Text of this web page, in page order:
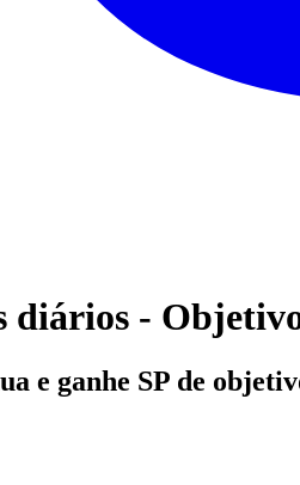
diários -
e ganhe SP de